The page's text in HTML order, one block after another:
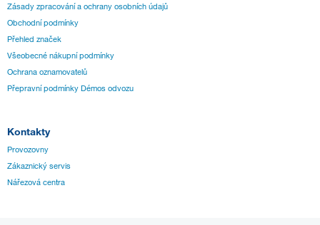
Zásady zpracování a ochrany osobních údajů
Obchodní podmínky
Přehled značek
Všeobecné nákupní podmínky
Ochrana oznamovatelů
Přepravní podmínky Démos odvozu
Kontakty
Provozovny
Zákaznický servis
Nářezová centra